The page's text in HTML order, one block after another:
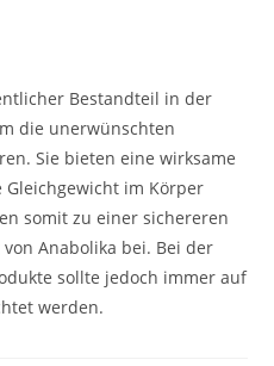
Bestandteil in der
die unerwünschten
Sie bieten eine wirksame
im Körper
somit zu einer sichereren
Anabolika bei. Bei der
sollte jedoch immer auf
werden.